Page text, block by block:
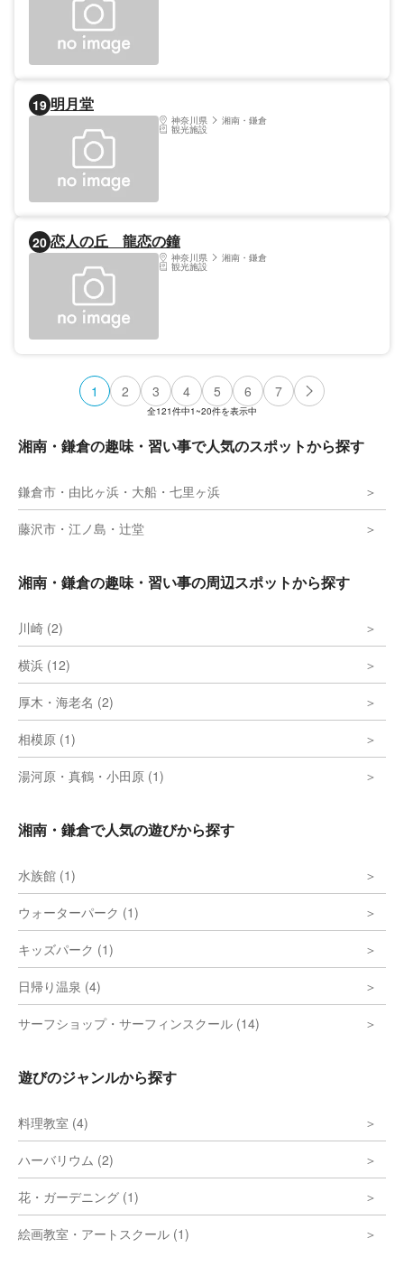
19 明月堂
神奈川県 湘南・鎌倉
観光施設
20 恋人の丘 龍恋の鐘
神奈川県 湘南・鎌倉
観光施設
1 2 3 4 5 6 7
全121件中1~20件を表示中
湘南・鎌倉の趣味・習い事で人気のスポットから探す
鎌倉市・由比ヶ浜・大船・七里ヶ浜
藤沢市・江ノ島・辻堂
湘南・鎌倉の趣味・習い事の周辺スポットから探す
川崎 (2)
横浜 (12)
厚木・海老名 (2)
相模原 (1)
湯河原・真鶴・小田原 (1)
湘南・鎌倉で人気の遊びから探す
水族館 (1)
ウォーターパーク (1)
キッズパーク (1)
日帰り温泉 (4)
サーフショップ・サーフィンスクール (14)
遊びのジャンルから探す
料理教室 (4)
ハーバリウム (2)
花・ガーデニング (1)
絵画教室・アートスクール (1)